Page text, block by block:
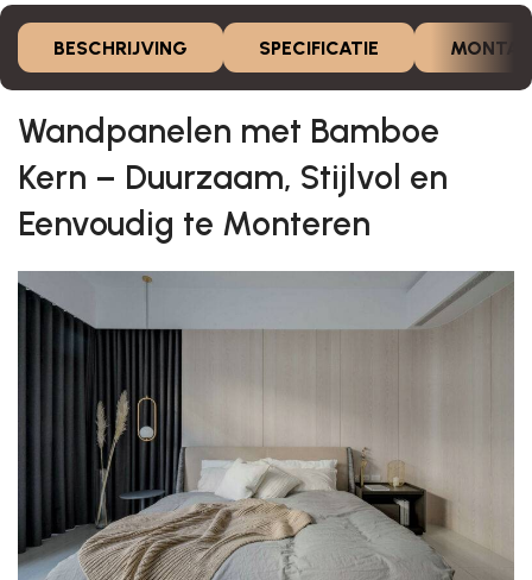
BESCHRIJVING SPECIFICATIE
Wandpanelen met Bamboe
Kern – Duurzaam, Stijlvol en
Eenvoudig te Monteren